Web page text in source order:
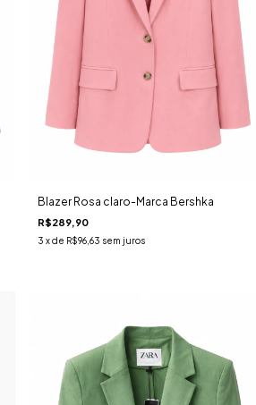
Blazer Rosa claro-Marca Bershka
R$289,90
3 x de R$96,63 sem juros